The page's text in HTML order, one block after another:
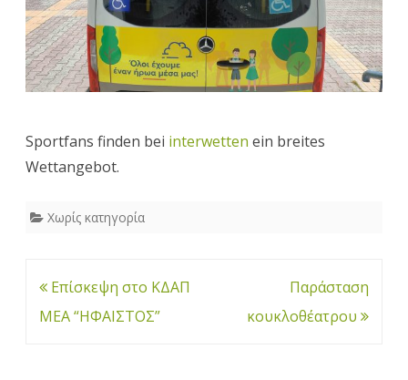
Sportfans finden bei interwetten ein breites
Wettangebot.
Χωρίς κατηγορία
Πλοήγηση
άρθρων
Επίσκεψη στο ΚΔΑΠ
ΜΕΑ “ΗΦΑΙΣΤΟΣ”
Παράσταση
κουκλοθέατρου